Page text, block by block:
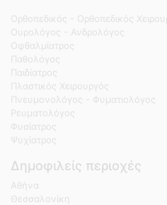
Ορθοπεδικός - Ορθοπεδικός
Ουρολόγος - Ανδρολόγος
Οφθαλμίατρος
Παθολόγος
Παιδίατρος
Πλαστικός Χειρουργός
Πνευμονολόγος - Φυματιολόγος
Ρευματολόγος
Φυσίατρος
Ψυχίατρος
Δημοφιλείς περιοχές
Αθήνα
Θεσσαλονίκη